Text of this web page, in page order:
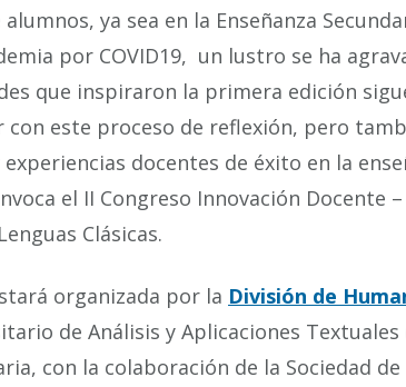
ya sea en la Enseñanza
por COVID19, un lustro se ha
que inspiraron la primera edición
con este proceso de reflexión, pero
docentes de éxito en la
el II Congreso Innovación
Clásicas.
organizada por la División de
de Análisis y Aplicaciones Textuales
con la colaboración de la Sociedad